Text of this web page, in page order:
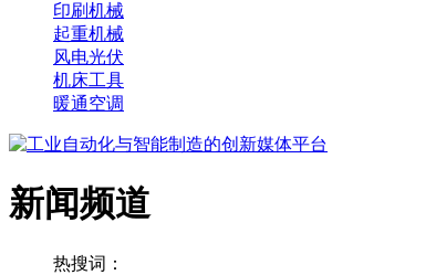
印刷机械
起重机械
风电光伏
机床工具
暖通空调
新闻频道
热搜词：